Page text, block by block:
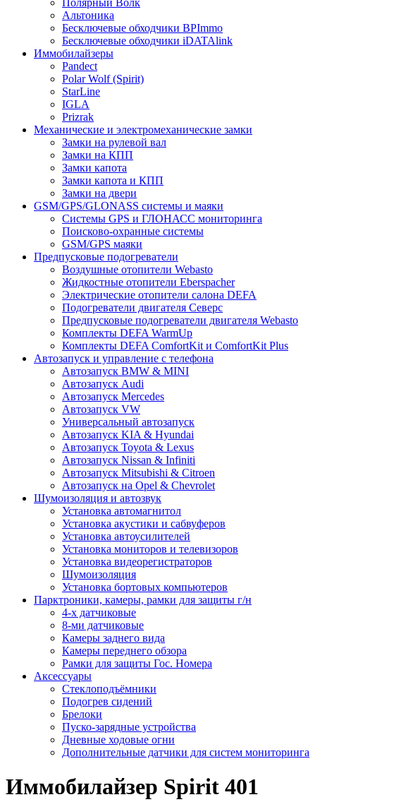
Альтоника
Бесключевые обходчики BPImmo
Бесключевые обходчики iDATAlink
Иммобилайзеры
Pandect
Polar Wolf (Spirit)
StarLine
IGLA
Prizrak
Механические и электромеханические замки
Замки на рулевой вал
Замки на КПП
Замки капота
Замки капота и КПП
Замки на двери
GSM/GPS/GLONASS системы и маяки
Системы GPS и ГЛОНАСС мониторинга
Поисково-охранные системы
GSM/GPS маяки
Предпусковые подогреватели
Воздушные отопители Webasto
Жидкостные отопители Eberspacher
Электрические отопители салона DEFA
Подогреватели двигателя Северс
Предпусковые подогреватели двигателя Webasto
Комплекты DEFA WarmUp
Комплекты DEFA ComfortKit и ComfortKit Plus
Автозапуск и управление с телефона
Автозапуск BMW & MINI
Автозапуск Audi
Автозапуск Mercedes
Автозапуск VW
Универсальный автозапуск
Автозапуск KIA & Hyundai
Автозапуск Toyota & Lexus
Автозапуск Nissan & Infiniti
Автозапуск Mitsubishi & Citroen
Автозапуск на Opel & Chevrolet
Шумоизоляция и автозвук
Установка автомагнитол
Установка акустики и сабвуферов
Установка автоусилителей
Установка мониторов и телевизоров
Установка видеорегистраторов
Шумоизоляция
Установка бортовых компьютеров
Парктроники, камеры, рамки для защиты г/н
4-х датчиковые
8-ми датчиковые
Камеры заднего вида
Камеры переднего обзора
Рамки для защиты Гос. Номера
Аксессуары
Стеклоподъёмники
Подогрев сидений
Брелоки
Пуско-зарядные устройства
Дневные ходовые огни
Дополнительные датчики для систем мониторинга
Иммобилайзер Spirit 401